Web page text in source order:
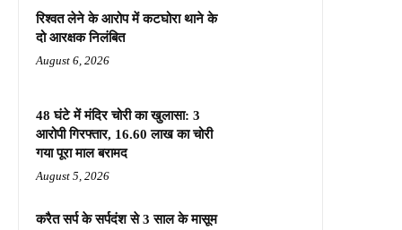
रिश्वत लेने के आरोप में कटघोरा थाने के
दो आरक्षक निलंबित
August 6, 2026
48 घंटे में मंदिर चोरी का खुलासा: 3
आरोपी गिरफ्तार, 16.60 लाख का चोरी
गया पूरा माल बरामद
August 5, 2026
करैत सर्प के सर्पदंश से 3 साल के मासूम